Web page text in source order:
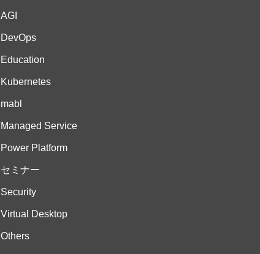
AGI
DevOps
Education
Kubernetes
mabl
Managed Service
Power Platform
セミナー
Security
Virtual Desktop
Others